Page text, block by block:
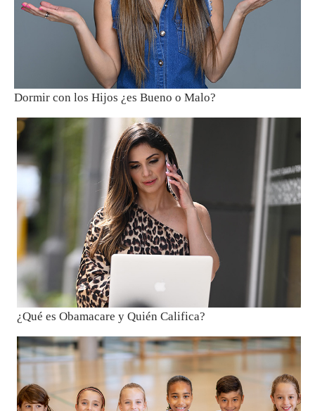
Dormir con los Hijos ¿es Bueno o Malo?
¿Qué es Obamacare y Quién Califica?